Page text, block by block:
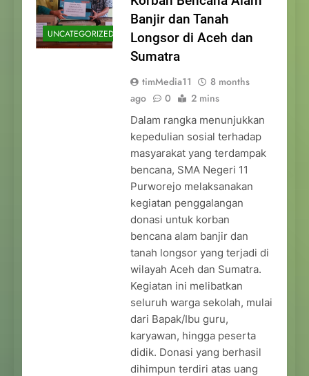
UNCATEGORIZED
Banjir dan Tanah
Longsor di Aceh dan
Sumatra
timMedia11
8 months
ago
0 2 mins
Dalam rangka menunjukkan
kepedulian sosial terhadap
masyarakat yang terdampak
bencana, SMA Negeri 11
Purworejo melaksanakan
kegiatan penggalangan
donasi untuk korban
bencana alam banjir dan
tanah longsor yang terjadi di
wilayah Aceh dan Sumatra.
Kegiatan ini melibatkan
seluruh warga sekolah, mulai
dari Bapak/Ibu guru,
karyawan, hingga peserta
didik. Donasi yang berhasil
dihimpun terdiri atas uang